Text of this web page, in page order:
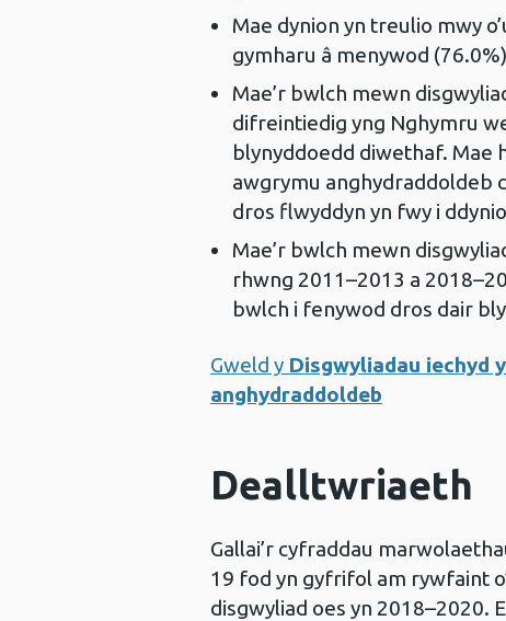
Mae dynion yn treulio mwy
gymharu â menywod
Mae’r bwlch mewn
difreintiedig yng Nghymru
blynyddoedd diwethaf. Mae
awgrymu anghydraddoldeb
dros flwyddyn yn fwy i
Mae’r bwlch mewn
rhwng 2011–2013 a
bwlch i fenywod dros dair
Gweld y Disgwyliadau iechyd
anghydraddoldeb
Dealltwriaeth
Gallai’r cyfraddau
19 fod yn gyfrifol am rywfaint
disgwyliad oes yn 2018–2020.